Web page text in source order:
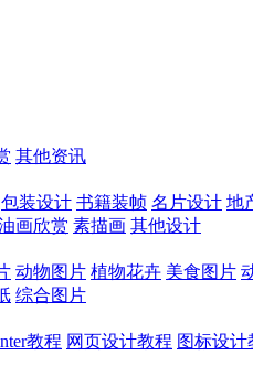
其他资讯
包装设计 书籍装帧 名片设计 地
画欣赏 素描画 其他设计
动物图片 植物花卉 美食图片
综合图片
教程 网页设计教程 图标设计